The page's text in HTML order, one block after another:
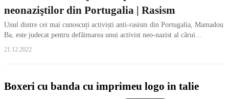
neonaziştilor din Portugalia | Rasism
Unul dintre cei mai cunoscuți activiști anti-rasism din Portugalia, Mamadou
Ba, este judecat pentru defăimarea unui activist neo-nazist al cărui...
21.12.2022
Boxeri cu banda cu imprimeu logo in talie